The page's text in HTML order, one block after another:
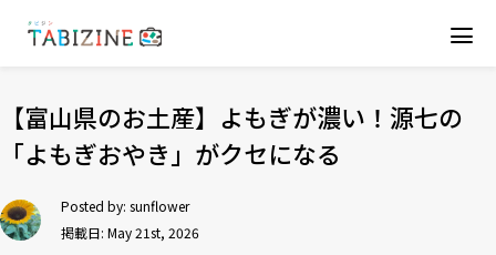
【富山県のお土産】よもぎが濃い！源七の
「よもぎおやき」がクセになる
Posted by: sunflower
掲載日: May 21st, 2026